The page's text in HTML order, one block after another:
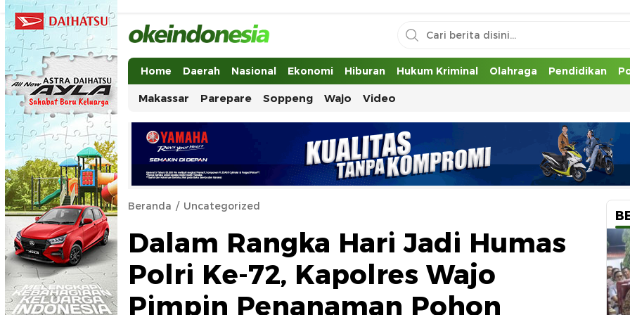
Okeindonesia.Online
Mengonlinekan Indonesia Secara Utuh
Home Daerah Nasional Ekonomi Hiburan Hukum Kriminal Olahraga Pendidikan
Makassar Parepare Soppeng Wajo Video
Beranda Uncategorized
Dalam Rangka Hari Jadi Humas
Polri Ke-72, Kapolres Wajo
Pimpin Penanaman Pohon